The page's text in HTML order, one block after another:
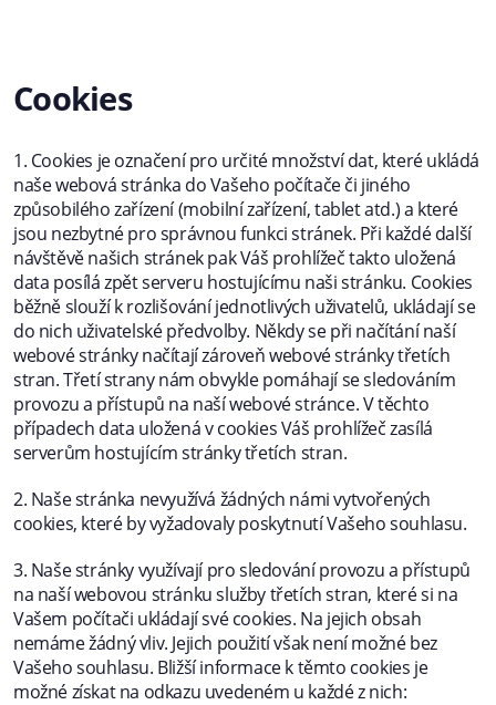
Cookies
1. Cookies je označení pro určité množství dat, které ukládá
naše webová stránka do Vašeho počítače či jiného
způsobilého zařízení (mobilní zařízení, tablet atd.) a které
jsou nezbytné pro správnou funkci stránek. Při každé další
návštěvě našich stránek pak Váš prohlížeč takto uložená
data posílá zpět serveru hostujícímu naši stránku. Cookies
běžně slouží k rozlišování jednotlivých uživatelů, ukládají se
do nich uživatelské předvolby. Někdy se při načítání naší
webové stránky načítají zároveň webové stránky třetích
stran. Třetí strany nám obvykle pomáhají se sledováním
provozu a přístupů na naší webové stránce. V těchto
případech data uložená v cookies Váš prohlížeč zasílá
serverům hostujícím stránky třetích stran.
2. Naše stránka nevyužívá žádných námi vytvořených
cookies, které by vyžadovaly poskytnutí Vašeho souhlasu.
3. Naše stránky využívají pro sledování provozu a přístupů
na naší webovou stránku služby třetích stran, které si na
Vašem počítači ukládají své cookies. Na jejich obsah
nemáme žádný vliv. Jejich použití však není možné bez
Vašeho souhlasu. Bližší informace k těmto cookies je
možné získat na odkazu uvedeném u každé z nich: